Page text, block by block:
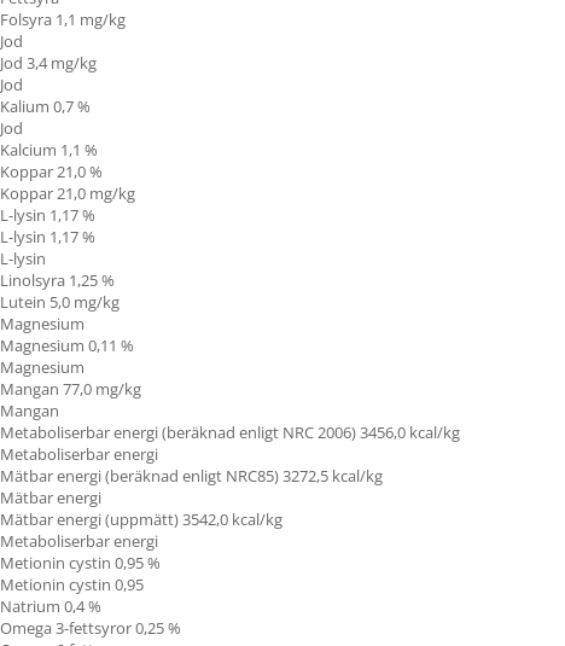
Folsyra 1,1 mg/kg
Jod
Jod 3,4 mg/kg
Jod
Kalium 0,7 %
Jod
Kalcium 1,1 %
Koppar 21,0 %
Koppar 21,0 mg/kg
L-lysin 1,17 %
L-lysin 1,17 %
L-lysin
Linolsyra 1,25 %
Lutein 5,0 mg/kg
Magnesium
Magnesium 0,11 %
Magnesium
Mangan 77,0 mg/kg
Mangan
Metaboliserbar energi (beräknad enligt NRC 2006) 3456,0 kcal/kg
Metaboliserbar energi
Mätbar energi (beräknad enligt NRC85) 3272,5 kcal/kg
Mätbar energi
Mätbar energi (uppmätt) 3542,0 kcal/kg
Metaboliserbar energi
Metionin cystin 0,95%
Metionin cystin 0,95
Natrium 0,4 %
Omega 3-fettsyror 0,25 %